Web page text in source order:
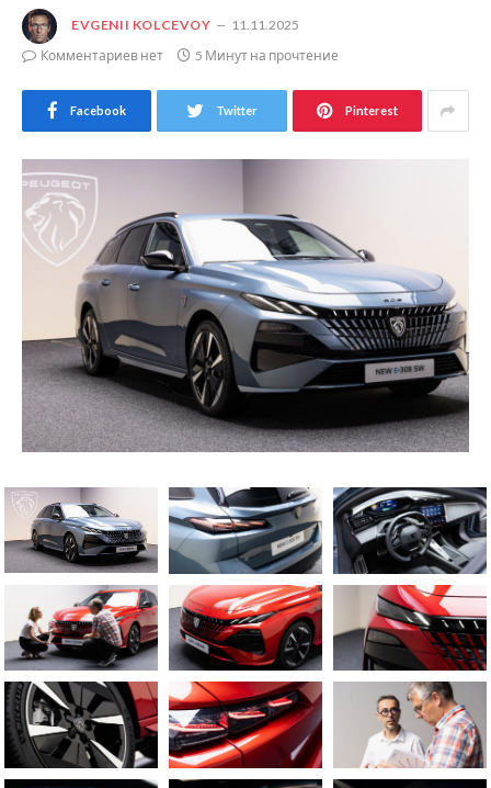
EVGENII KOLCEVOY
11.11.2025
Комментариев нет
5 Минут на прочтение
Facebook Twitter Pinterest